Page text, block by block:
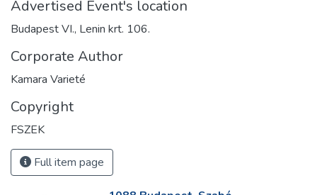
Advertised Event's location
Budapest VI., Lenin krt. 106.
Corporate Author
Kamara Varieté
Copyright
FSZEK
Full item page